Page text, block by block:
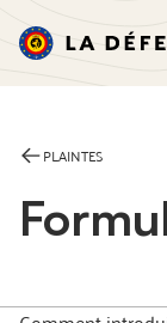
PLAINTES